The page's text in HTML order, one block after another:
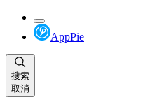
AppPie
搜索
取消